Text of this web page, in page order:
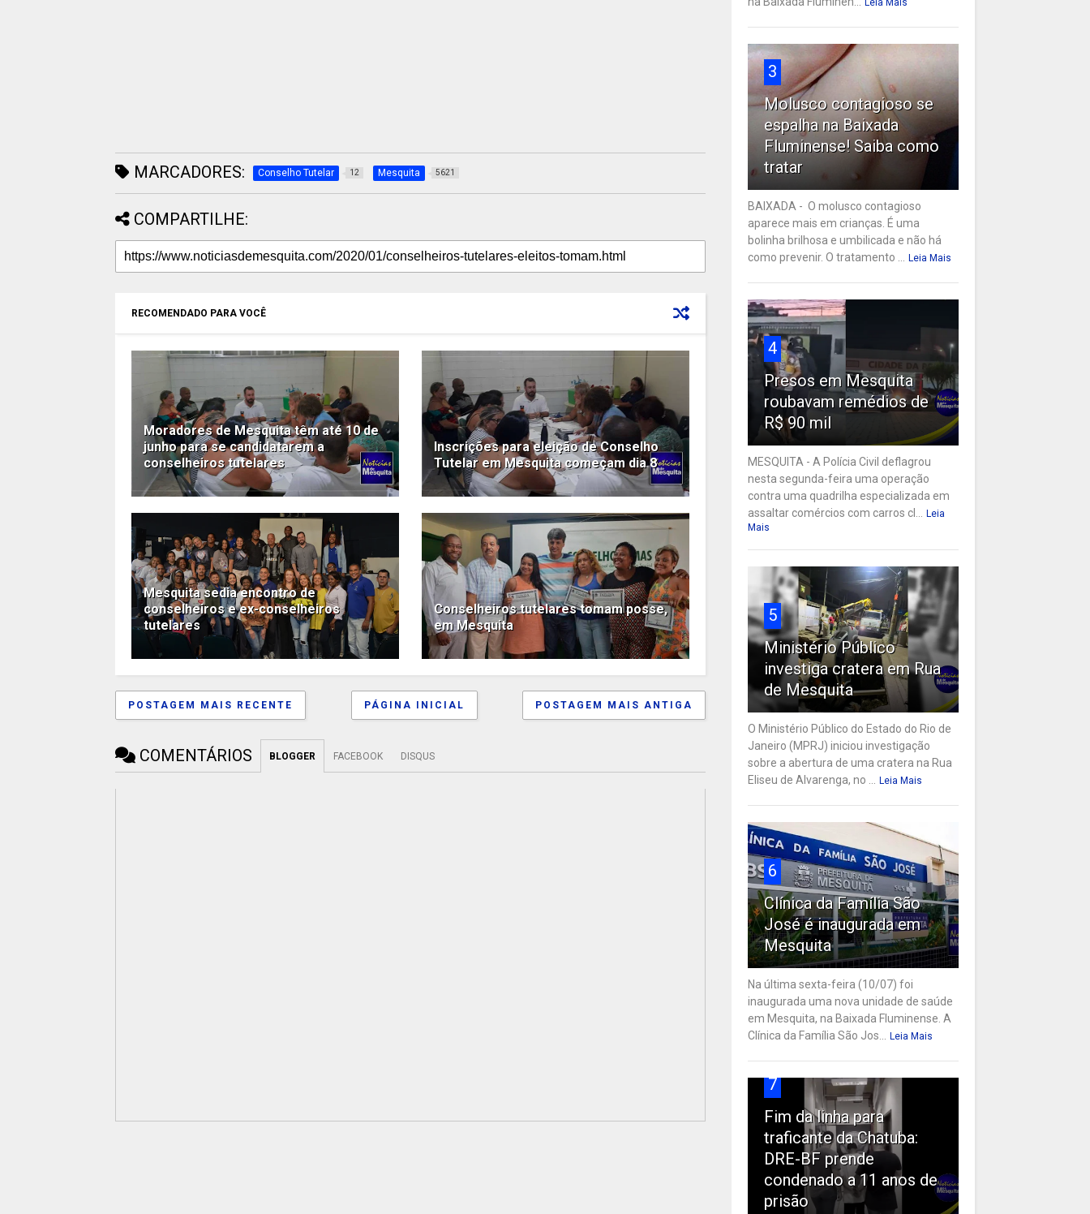
MARCADORES: Conselho Tutelar 12 Mesquita 5621
COMPARTILHE:
RECOMENDADO PARA VOCÊ
Moradores de Mesquita têm até 10 de
junho para se candidatarem a
conselheiros tutelares
Inscrições para eleição de Conselho
Tutelar em Mesquita começam dia 8
Mesquita sedia encontro de
conselheiros e ex-conselheiros
tutelares
Conselheiros tutelares tomam posse,
em Mesquita
POSTAGEM MAIS RECENTE POSTAGEM MAIS ANTIGA
PÁGINA INICIAL
COMENTÁRIOS BLOGGER FACEBOOK DISQUS
Leia Mais
3
Molusco contagioso se
espalha na Baixada
Fluminense! Saiba como
tratar
BAIXADA - O molusco contagioso
aparece mais em crianças. É uma
bolinha brilhosa e umbilicada e não há
como prevenir. O tratamento ... Leia Mais
4
Presos em Mesquita
roubavam remédios de
R$ 90 mil
MESQUITA - A Polícia Civil deflagrou
nesta segunda-feira uma operação
contra uma quadrilha especializada em
assaltar comércios com carros cl... Leia
Mais
5
Ministério Público
investiga cratera em Rua
de Mesquita
O Ministério Público do Estado do Rio de
Janeiro (MPRJ) iniciou investigação
sobre a abertura de uma cratera na Rua
Eliseu de Alvarenga, no ... Leia Mais
6
Clínica da Família São
José é inaugurada em
Mesquita
Na última sexta-feira (10/07) foi
inaugurada uma nova unidade de saúde
em Mesquita, na Baixada Fluminense. A
Clínica da Família São Jos... Leia Mais
7
Fim da linha para
traficante da Chatuba:
DRE-BF prende
condenado a 11 anos de
prisão